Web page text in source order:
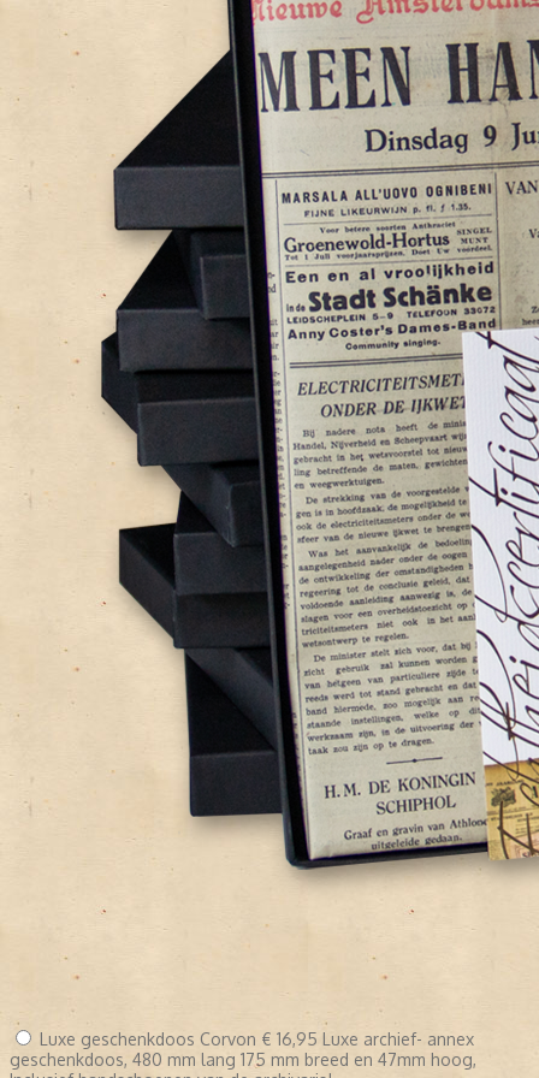
Luxe geschenkdoos Corvon € 16,95 Luxe archief- annex
geschenkdoos, 480 mm lang 175 mm breed en 47mm hoog,